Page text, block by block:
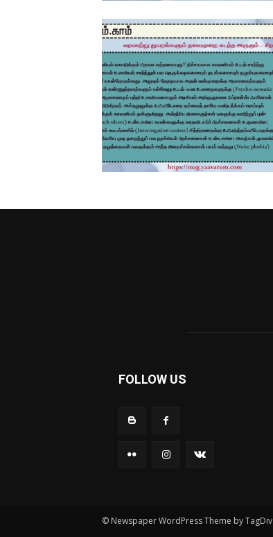
FOLLOW US
© Newspaper WordPress Theme by TagDiv